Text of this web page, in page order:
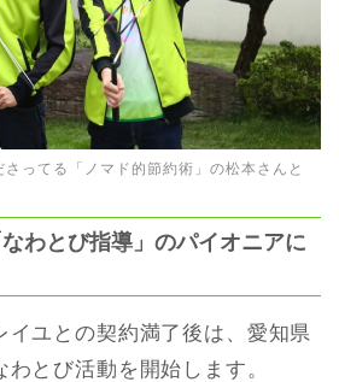
ってる「ノマド的節約術」の松本さんと
わとび指導」のパイオニアに
イユとの契約満了後は、愛知県
とび活動を開始します。